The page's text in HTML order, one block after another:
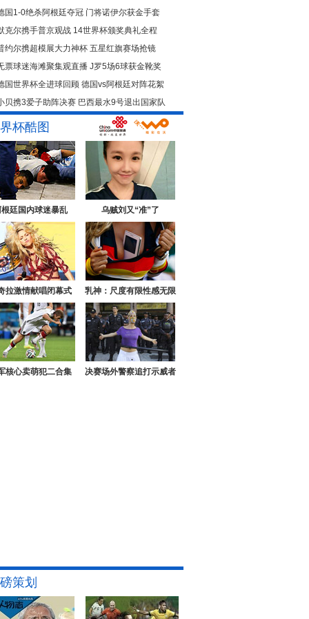
国1-0绝杀阿根廷夺冠 门将诺伊尔获金手套
克尔携手普京观战 14世界杯颁奖典礼全程
约尔携超模展大力神杯 五星红旗赛场抢镜
票球迷海滩聚集观直播 J罗5场6球获金靴奖
国世界杯全进球回顾 德国vs阿根廷对阵花絮
贝携3爱子助阵决赛 巴西最水9号退出国家队
杯酷图
廷国内球迷暴乱 乌贼刘又“准”了
拉激情献唱闭幕式 乳神：尺度有限性感无限
核心卖萌犯二合集 决赛场外警察追打示威者
策划